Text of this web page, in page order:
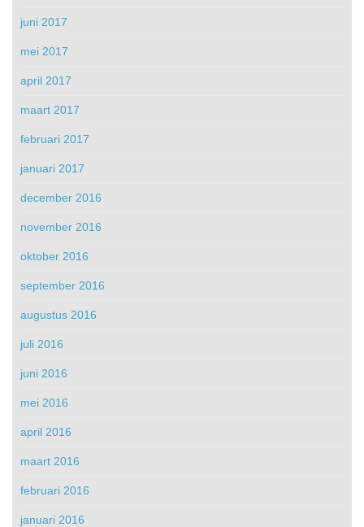
juni 2017
mei 2017
april 2017
maart 2017
februari 2017
januari 2017
december 2016
november 2016
oktober 2016
september 2016
augustus 2016
juli 2016
juni 2016
mei 2016
april 2016
maart 2016
februari 2016
januari 2016